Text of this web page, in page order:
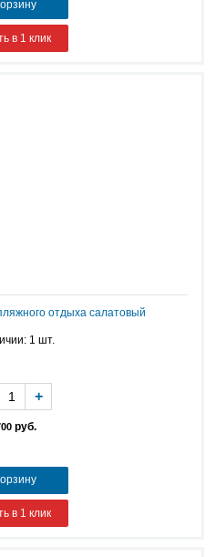
в 1 клик
отдыха салатовый
1 шт.
руб.
+
в 1 клик